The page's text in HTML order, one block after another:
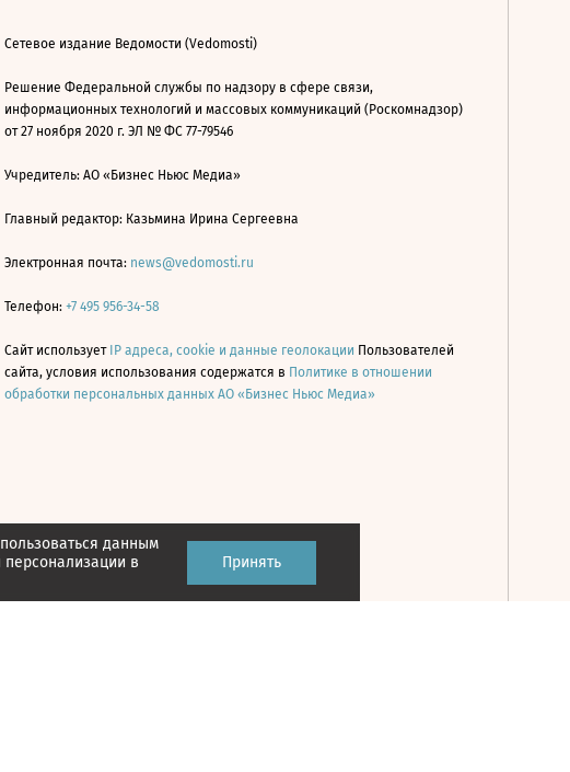
данным
в
Принять
Сетевое издание Ведомости (Vedomosti)
Решение Федеральной службы по надзору в сфере связи,
информационных технологий и массовых коммуникаций (Роскомнадзор)
от 27 ноября 2020 г. ЭЛ № ФС 77-79546
Учредитель: АО «Бизнес Ньюс Медиа»
Главный редактор: Казьмина Ирина Сергеевна
Электронная почта: news@vedomosti.ru
Телефон: +7 495 956-34-58
Сайт использует IP адреса, cookie и данные геолокации Пользователей
сайта, условия использования содержатся в Политике в отношении
обработки персональных данных АО «Бизнес Ньюс Медиа»